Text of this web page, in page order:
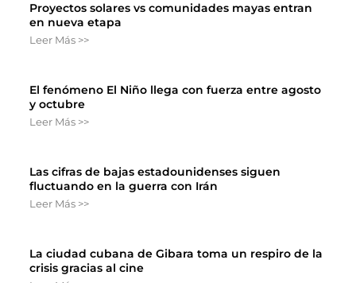
Proyectos solares vs comunidades mayas entran
en nueva etapa
Leer Más >>
El fenómeno El Niño llega con fuerza entre agosto
y octubre
Leer Más >>
Las cifras de bajas estadounidenses siguen
fluctuando en la guerra con Irán
Leer Más >>
La ciudad cubana de Gibara toma un respiro de la
crisis gracias al cine